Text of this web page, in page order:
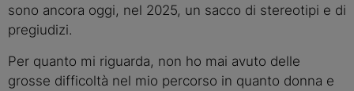
sono ancora oggi, nel 2025, un sacco di stereotipi e di
pregiudizi.
Per quanto mi riguarda, non ho mai avuto delle
grosse difficoltà nel mio percorso in quanto donna e